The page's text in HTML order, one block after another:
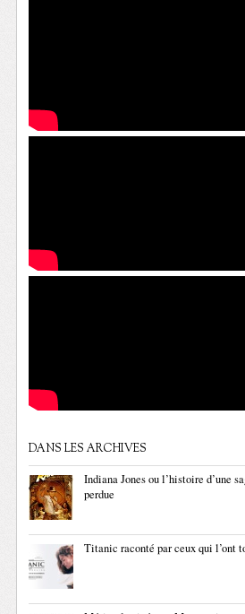
DANS LES ARCHIVES
Indiana Jones ou l’histoire d’une
perdue
Titanic raconté par ceux qui l’ont